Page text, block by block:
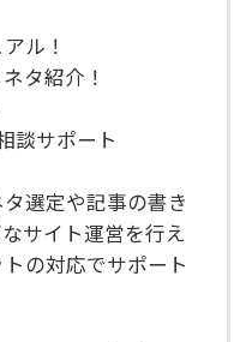
ル！
タ紹介！
談サポート
選定や記事の書き
サイト運営を行え
の対応でサポート